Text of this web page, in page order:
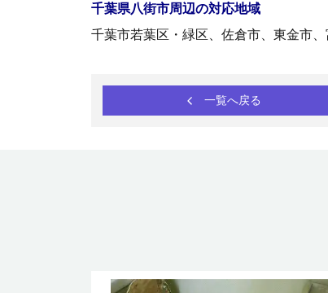
千葉県八街市周辺の対応地域
千葉市若葉区・緑区、佐倉市、東金市
一覧へ戻る